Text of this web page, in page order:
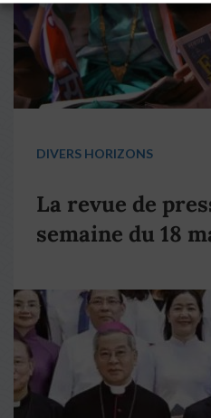
DIVERS HORIZONS
La revue de
semaine du 18